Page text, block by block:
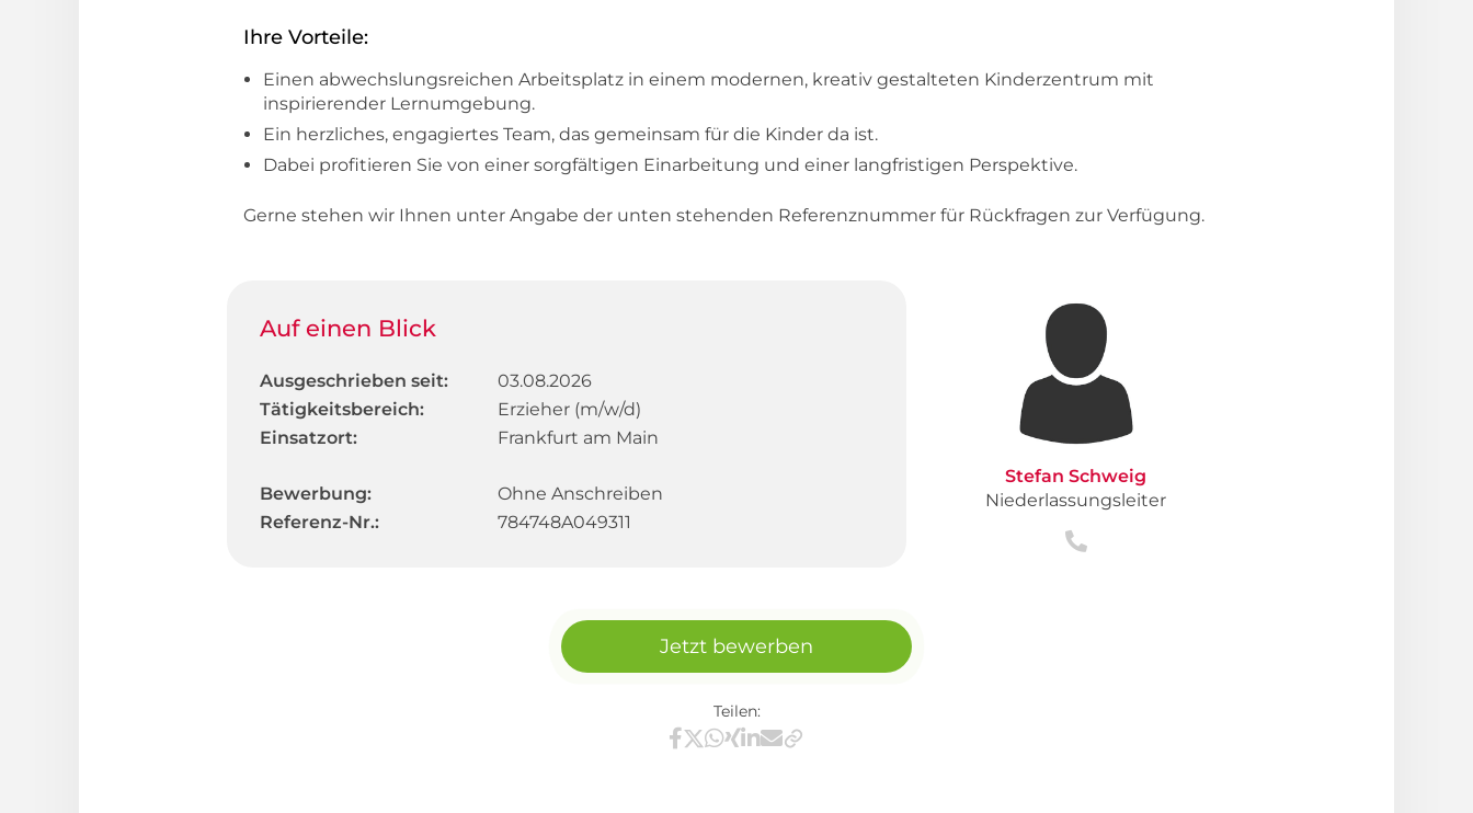
Ihre Vorteile:
Einen abwechslungsreichen Arbeitsplatz in einem modernen, kreativ gestalteten Kinderzentrum mit
inspirierender Lernumgebung.
Ein herzliches, engagiertes Team, das gemeinsam für die Kinder da ist.
Dabei profitieren Sie von einer sorgfältigen Einarbeitung und einer langfristigen Perspektive.
Gerne stehen wir Ihnen unter Angabe der unten stehenden Referenznummer für Rückfragen zur Verfügung.
Auf einen Blick
Ausgeschrieben seit:
03.08.2026
Tätigkeitsbereich:
Erzieher (m/w/d)
Einsatzort:
Frankfurt am Main
Bewerbung:
Ohne Anschreiben
Referenz-Nr.:
784748A049311
Stefan Schweig
Niederlassungsleiter
Jetzt bewerben
Teilen:
Teilen via Facebook
Teilen via X / Twitter
Teilen via WhatsApp
Teilen via Xing
Teilen via LinkedIn
Teilen via E-Mail